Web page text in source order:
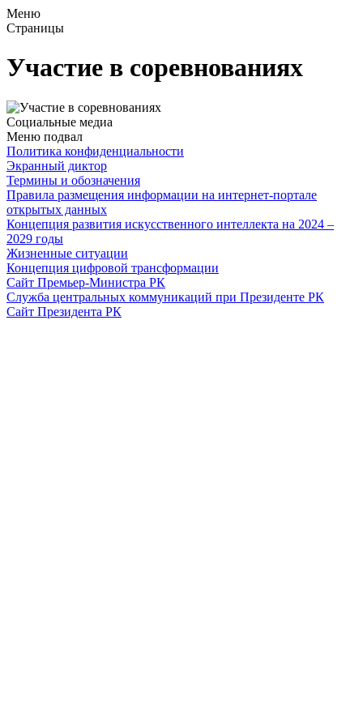
Меню
Страницы
Участие в соревнованиях
Социальные медиа
Меню подвал
Политика конфиденциальности
Экранный диктор
Термины и обозначения
Правила размещения информации на интернет-портале
открытых данных
Концепция развития искусственного интеллекта на 2024 –
2029 годы
Жизненные ситуации
Концепция цифровой трансформации
Сайт Премьер-Министра РК
Служба центральных коммуникаций при Президенте РК
Сайт Президента РК